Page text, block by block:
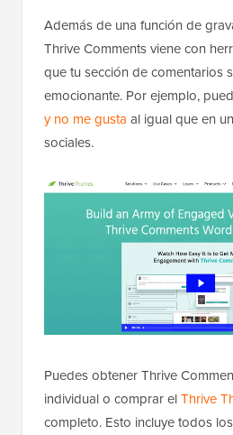
Además de una función de
Thrive Comments viene con
que tu sección de comentarios
emocionante. Por ejemplo,
y no me gusta al igual que en
sociales.
Puedes obtener Thrive
individual o comprar elThrive
completo. Esto incluye todos